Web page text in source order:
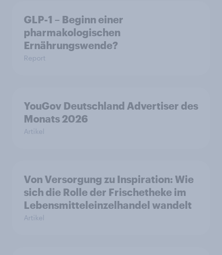
GLP-1 – Beginn einer
pharmakologischen
Ernährungswende?
Report
YouGov Deutschland Advertiser des
Monats 2026
Artikel
Von Versorgung zu Inspiration: Wie
sich die Rolle der Frischetheke im
Lebensmitteleinzelhandel wandelt
Artikel